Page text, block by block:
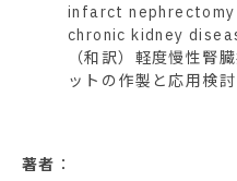
infarct
chronic kidney
（和訳）軽度慢性腎
ットの作製と応用検討
著者 ：